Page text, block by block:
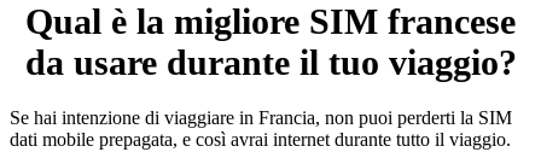
Qual è la migliore SIM francese
da usare durante il tuo viaggio?
Se hai intenzione di viaggiare in Francia, non puoi perderti la SIM
dati mobile prepagata, e così avrai internet durante tutto il viaggio.